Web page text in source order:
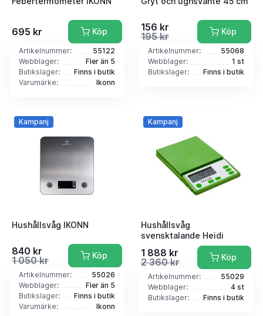
695 kr Köp
Artikelnummer:
55122
Webblager:
Fler än 5
Butikslager:
Finns i butik
Varumärke:
Ikonn
156 kr
195 kr
Köp
Artikelnummer:
55068
Webblager:
1 st
Butikslager:
Finns i butik
Kampanj
Hushållsvåg IKONN
840 kr
1 050 kr
Köp
Artikelnummer:
55026
Webblager:
Fler än 5
Butikslager:
Finns i butik
Varumärke:
Ikonn
Kampanj
Hushållsvåg
svensktalande Heidi
1 888 kr
2 360 kr
Köp
Artikelnummer:
55029
Webblager:
4 st
Butikslager:
Finns i butik